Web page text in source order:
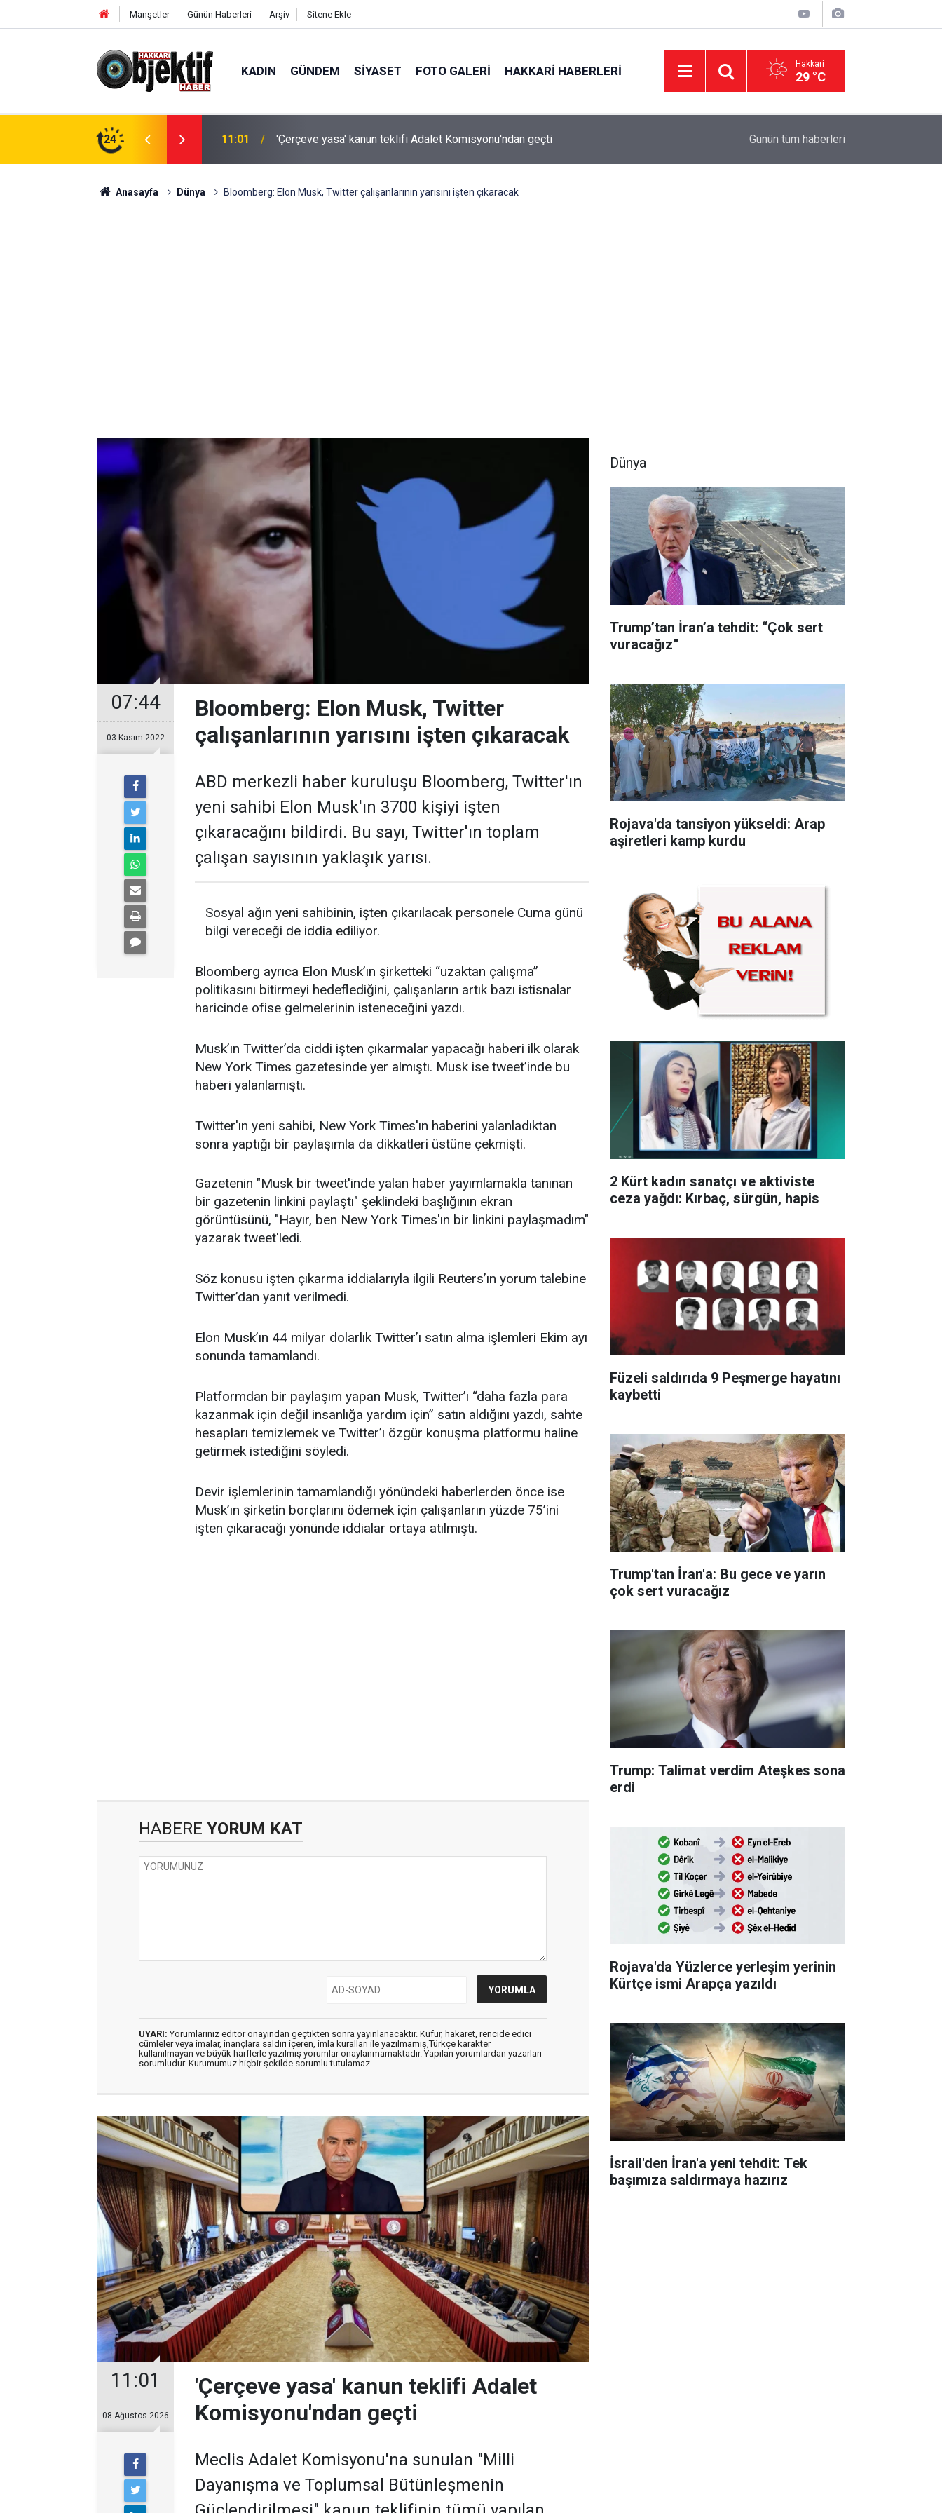
Manşetler Günün Haberleri Arşiv Sitene Ekle
KADIN GÜNDEM SIYASET FOTO GALERI HAKKARI HABERLERI Hakkari
29 °C
24
Komisyonu'ndan geçti 23:50 Hakkâri’de ulaşım için kritik proje: Geçici köprüler tarihe karışıyor Hakkâri’de kaldırımlar işgal altında: Kira
Günün tüm haberleri
Anasayfa Dünya B loomberg: Elon Musk, Twitter çalışanlarının yarısını işten çıkaracak
07:44
03 Kasım 2022
B loomberg: Elon Musk, Twitter
çalışanlarının yarısını işten çıkaracak
ABD merkezli haber kuruluşu Bloomberg, Twitter'ın
yeni sahibi Elon Musk'ın 3700 kişiyi işten
çıkaracağını bildirdi. Bu sayı, Twitter'ın toplam
çalışan sayısının yaklaşık yarısı.
Sosyal ağın yeni sahibinin, işten çıkarılacak personele Cuma günü
bilgi vereceği de iddia ediliyor.
Bloomberg ayrıca Elon Musk’ın şirketteki “uzaktan çalışma”
politikasını bitirmeyi hedeflediğini, çalışanların artık bazı istisnalar
haricinde ofise gelmelerinin isteneceğini yazdı.
Musk’ın Twitter’da ciddi işten çıkarmalar yapacağı haberi ilk olarak
New York Times gazetesinde yer almıştı. Musk ise tweet’inde bu
haberi yalanlamıştı.
Twitter'ın yeni sahibi, New York Times'ın haberini yalanladıktan
sonra yaptığı bir paylaşımla da dikkatleri üstüne çekmişti.
Gazetenin "Musk bir tweet'inde yalan haber yayımlamakla tanınan
bir gazetenin linkini paylaştı" şeklindeki başlığının ekran
görüntüsünü, "Hayır, ben New York Times'ın bir linkini paylaşmadım"
yazarak tweet'ledi.
Söz konusu işten çıkarma iddialarıyla ilgili Reuters’ın yorum talebine
Twitter’dan yanıt verilmedi.
Elon Musk’ın 44 milyar dolarlık Twitter’ı satın alma işlemleri Ekim ayı
sonunda tamamlandı.
Platformdan bir paylaşım yapan Musk, Twitter’ı “daha fazla para
kazanmak için değil insanlığa yardım için” satın aldığını yazdı, sahte
hesapları temizlemek ve Twitter’ı özgür konuşma platformu haline
getirmek istediğini söyledi.
Devir işlemlerinin tamamlandığı yönündeki haberlerden önce ise
Musk’ın şirketin borçlarını ödemek için çalışanların yüzde 75’ini
işten çıkaracağı yönünde iddialar ortaya atılmıştı.
HABERE YORUM KAT
UYARI: Yorumlarınız editör onayından geçtikten sonra yayınlanacaktır. Küfür, hakaret, rencide edici
cümleler veya imalar, inançlara saldırı içeren, imla kuralları ile yazılmamış,Türkçe karakter
kullanılmayan ve büyük harflerle yazılmış yorumlar onaylanmamaktadır. Yapılan yorumlardan yazarları
sorumludur. Kurumumuz hiçbir şekilde sorumlu tutulamaz.
11:01
08 Ağustos 2026
'Çerçeve yasa' kanun teklifi Adalet
Komisyonu'ndan geçti
Meclis Adalet Komisyonu'na sunulan "Milli
Dayanışma ve Toplumsal Bütünleşmenin
Dünya
Trump’tan İran’a tehdit: “Çok sert
vuracağız”
Rojava'da tansiyon yükseldi: Arap
aşiretleri kamp kurdu
2 Kürt kadın sanatçı ve aktiviste
ceza yağdı: Kırbaç, sürgün, hapis
Füzeli saldırıda 9 Peşmerge hayatını
kaybetti
Trump'tan İran'a: Bu gece ve yarın
çok sert vuracağız
Trump: Talimat verdim Ateşkes sona
erdi
Rojava'da Yüzlerce yerleşim yerinin
Kürtçe ismi Arapça yazıldı
İsrail'den İran'a yeni tehdit: Tek
başımıza saldırmaya hazırız